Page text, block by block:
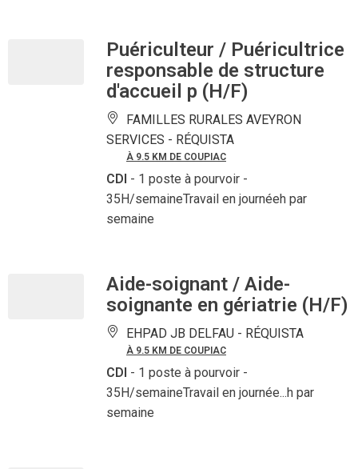
Puériculteur / Puéricultrice
responsable de structure
d'accueil p (H/F)
FAMILLES RURALES AVEYRON
SERVICES - RÉQUISTA
À 9.5 KM DE COUPIAC
CDI - 1 poste à pourvoir -
35H/semaineTravail en journéeh par
semaine
Aide-soignant / Aide-
soignante en gériatrie (H/F)
EHPAD JB DELFAU - RÉQUISTA
À 9.5 KM DE COUPIAC
CDI - 1 poste à pourvoir -
35H/semaineTravail en journée...h par
semaine